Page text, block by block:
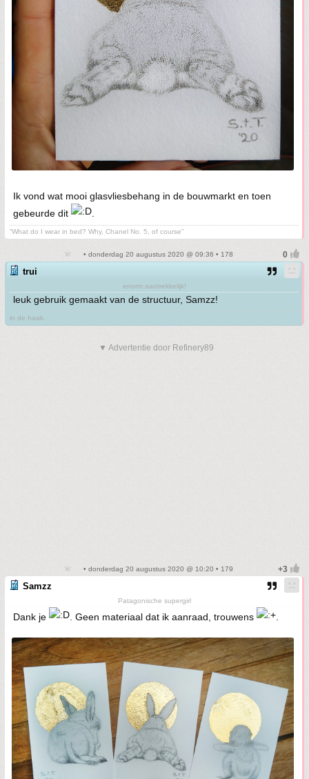
Ik vond wat mooi glasvliesbehang in de bouwmarkt en toen
gebeurde dit
.
“What do I wear in bed? Why, Chanel No. 5, of course”
• donderdag 20 augustus 2020 @ 09:36 • 178
trui
enorm aantrekkelijk!
leuk gebruik gemaakt van de structuur, Samzz!
in de haak.
▼ Advertentie door Refinery89
• donderdag 20 augustus 2020 @ 10:20 • 179
Samzz
Patagonische supergirl
Dank je . Geen materiaal dat ik aanraad, trouwens .